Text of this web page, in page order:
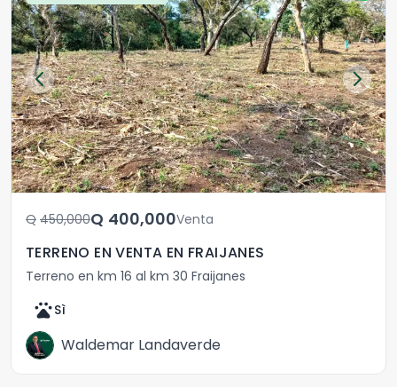
Q	450,000 Q	400,000Venta
TERRENO EN VENTA EN FRAIJANES
Terreno en km 16 al km 30 Fraijanes
petsSì
Waldemar Landaverde